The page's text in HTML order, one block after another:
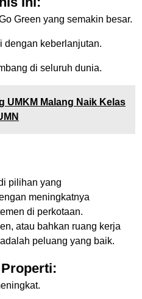
Green yang semakin besar.
dengan keberlanjutan.
di seluruh dunia.
UMKM Malang Naik Kelas
pilihan yang
meningkatnya
di perkotaan.
atau bahkan ruang kerja
peluang yang baik.